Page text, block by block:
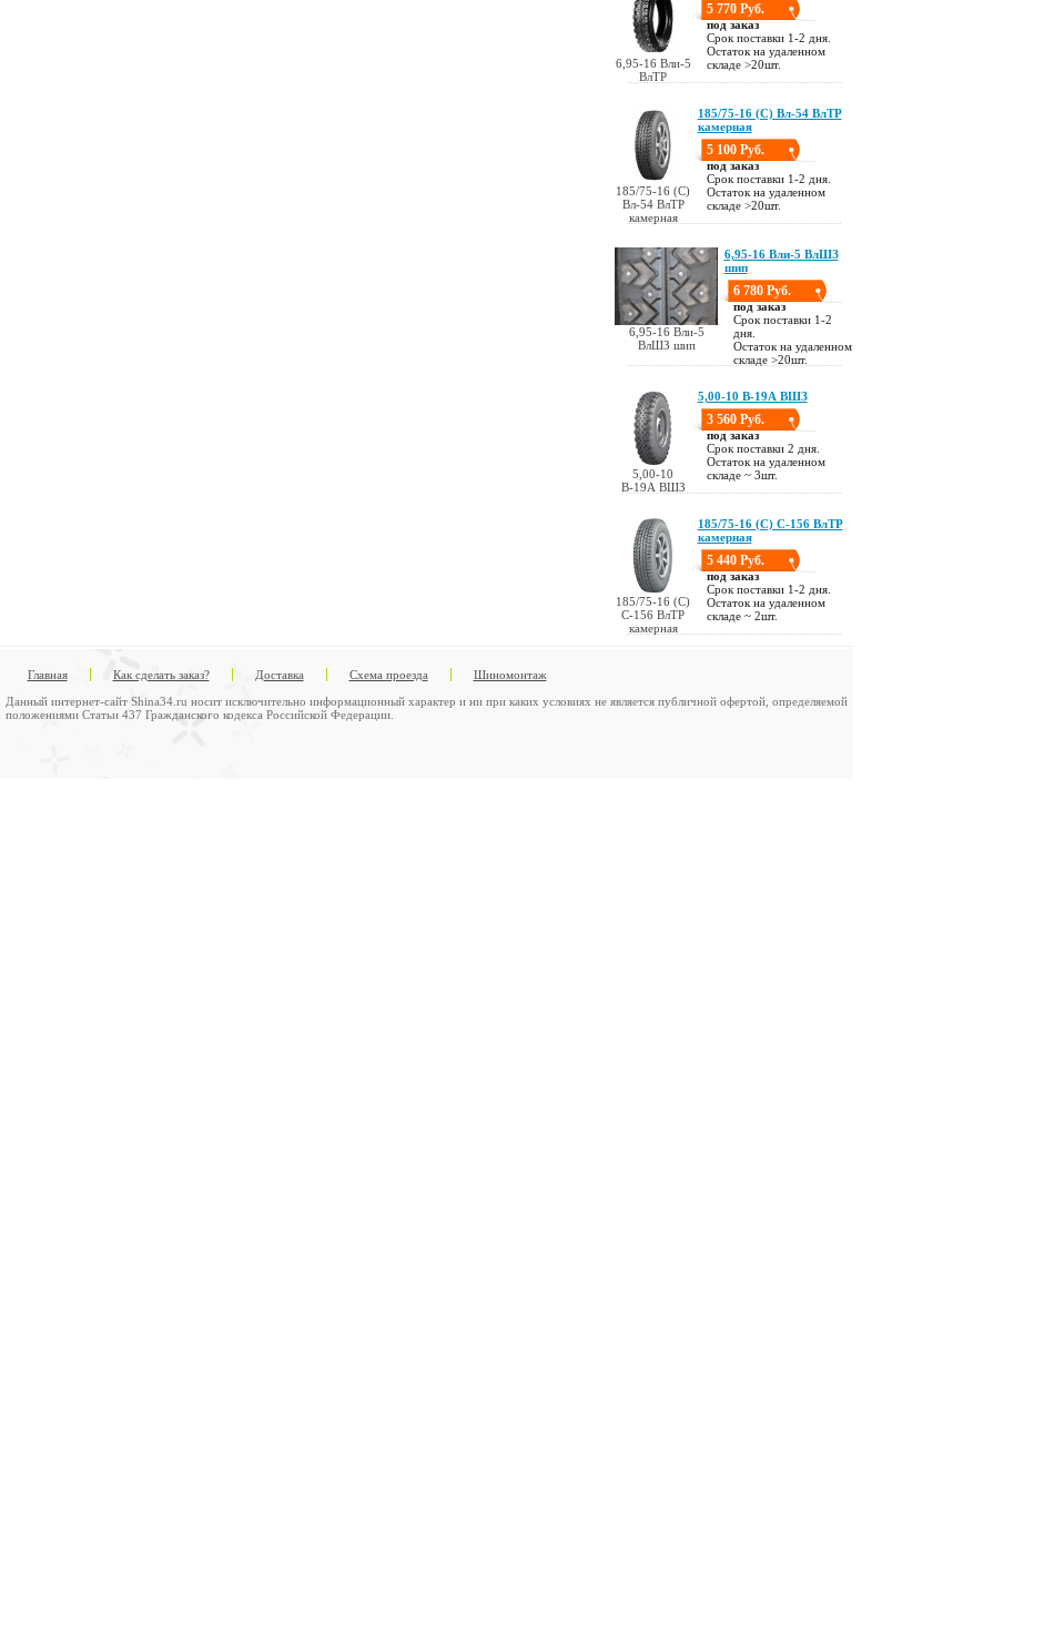
6,95-16 Вли-5
ВлТР
5 770 Руб.
под заказ
Срок поставки 1-2 дня.
Остаток на удаленном
складе >20шт.
185/75-16 (С)
Вл-54 ВлТР
камерная
185/75-16 (С) Вл-54 ВлТР
камерная
5 100 Руб.
под заказ
Срок поставки 1-2 дня.
Остаток на удаленном
складе >20шт.
6,95-16 Вли-5
ВлШЗ шип
6,95-16 Вли-5 ВлШЗ
шип
6 780 Руб.
под заказ
Срок поставки 1-2
дня.
Остаток на удаленном
складе >20шт.
5,00-10
В-19А ВШЗ
5,00-10 В-19А ВШЗ
3 560 Руб.
под заказ
Срок поставки 2 дня.
Остаток на удаленном
складе ~ 3шт.
185/75-16 (С)
С-156 ВлТР
камерная
185/75-16 (С) С-156 ВлТР
камерная
5 440 Руб.
под заказ
Срок поставки 1-2 дня.
Остаток на удаленном
складе ~ 2шт.
Главная Как сделать заказ? Доставка Схема проезда
Шиномонтаж
Данный интернет-сайт Shina34.ru носит исключительно информационный характер и ни при каких условиях не является публичной офертой, определяемой
положениями Статьи 437 Гражданского кодекса Российской Федерации.